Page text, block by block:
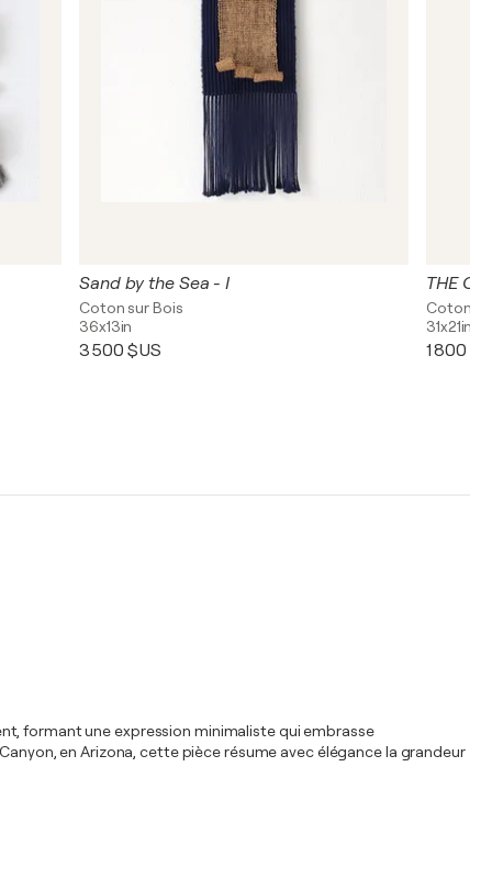
Sand by the Sea - I
Coton sur Bois
36x13in
3 500 $US
THE
Coton
31x21in
1 800
formant une expression minimaliste qui embrasse
en Arizona, cette pièce résume avec élégance la grandeur